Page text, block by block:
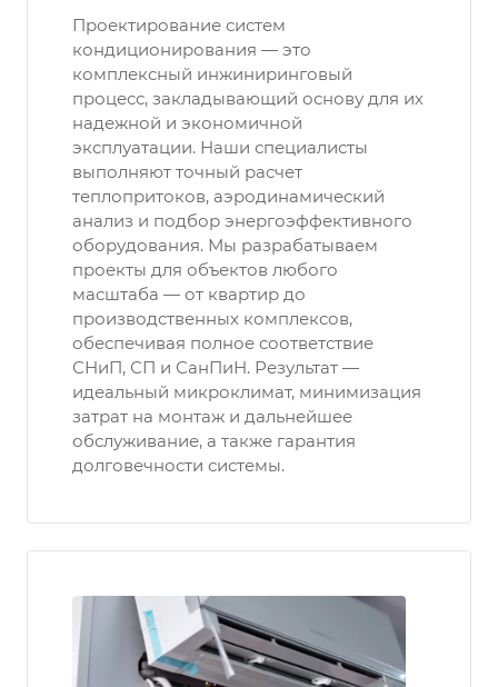
Проектирование систем
кондиционирования — это
комплексный инжиниринговый
процесс, закладывающий основу для их
надежной и экономичной
эксплуатации. Наши специалисты
выполняют точный расчет
теплопритоков, аэродинамический
анализ и подбор энергоэффективного
оборудования. Мы разрабатываем
проекты для объектов любого
масштаба — от квартир до
производственных комплексов,
обеспечивая полное соответствие
СНиП, СП и СанПиН. Результат —
идеальный микроклимат, минимизация
затрат на монтаж и дальнейшее
обслуживание, а также гарантия
долговечности системы.